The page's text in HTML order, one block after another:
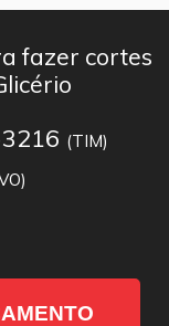
fazer cortes
(TIM)